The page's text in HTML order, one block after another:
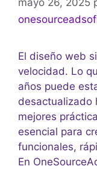
mayo 26, 2025
El diseño web
velocidad. Lo
años puede
desactualizado
mejores
esencial para
funcionales,
En